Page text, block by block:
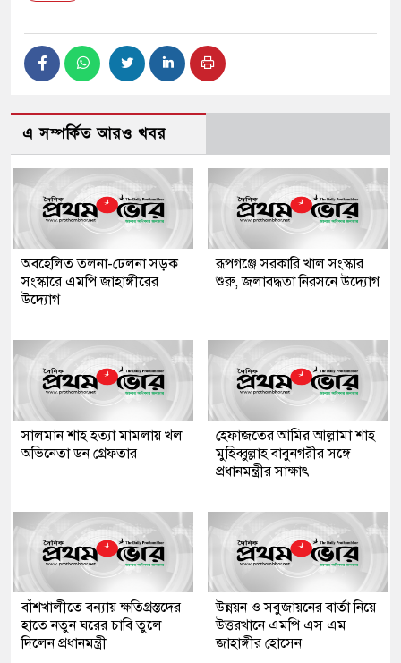
এ সম্পর্কিত আরও খবর
অবহেলিত তলনা-ঢেলনা সড়ক
সংস্কারে এমপি জাহাঙ্গীরের
উদ্যোগ
রূপগঞ্জে সরকারি খাল সংস্কার
শুরু, জলাবদ্ধতা নিরসনে উদ্যোগ
সালমান শাহ হত্যা মামলায় খল
অভিনেতা ডন গ্রেফতার
হেফাজতের আমির আল্লামা শাহ
মুহিব্বুল্লাহ বাবুনগরীর সঙ্গে
প্রধানমন্ত্রীর সাক্ষাৎ
বাঁশখালীতে বন্যায় ক্ষতিগ্রস্তদের
হাতে নতুন ঘরের চাবি তুলে
দিলেন প্রধানমন্ত্রী
উন্নয়ন ও সবুজায়নের বার্তা নিয়ে
উত্তরখানে এমপি এস এম
জাহাঙ্গীর হোসেন